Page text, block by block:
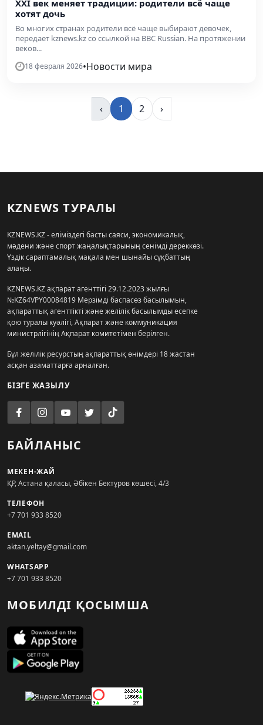
XXI век меняет традиции: родители всё чаще
хотят дочь
Во многих странах родители всё чаще выбирают девочек,
передает kznews.kz со ссылкой на BBC Russian. На протяжении
веков...
18 февраля 2026•Новости мира
‹ 1 2 ›
KZNEWS ТУРАЛЫ
KZNEWS.KZ - еліміздегі басты саяси, экономикалық,
мәдени және спорт жаңалықтарының сенімді дереккөзі.
Үздік сараптамалық мақала мен шынайы сұқбаттың
алаңы.
KZNEWS.KZ ақпарат агенттігі 29.12.2023 жылғы
№KZ64VPY00084819 Мерзімді баспасөз басылымын,
ақпараттық агенттікті және желілік басылымды есепке
қою туралы куәлігі, Ақпарат және коммуникация
министрлігінің Ақпарат комитетімен берілген.
Бұл желілік ресурстың ақпараттық өнімдері 18 жастан
асқан азаматтарға арналған.
БІЗГЕ ЖАЗЫЛУ
БАЙЛАНЫС
МЕКЕН-ЖАЙ
ҚР, Астана қаласы, Әбікен Бектұров көшесі, 4/3
ТЕЛЕФОН
+7 701 933 8520
EMAIL
aktan.yeltay@gmail.com
WHATSAPP
+7 701 933 8520
МОБИЛДІ ҚОСЫМША